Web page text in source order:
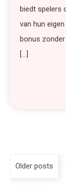
biedt spelers
van hun
bonus
[…]
Older posts